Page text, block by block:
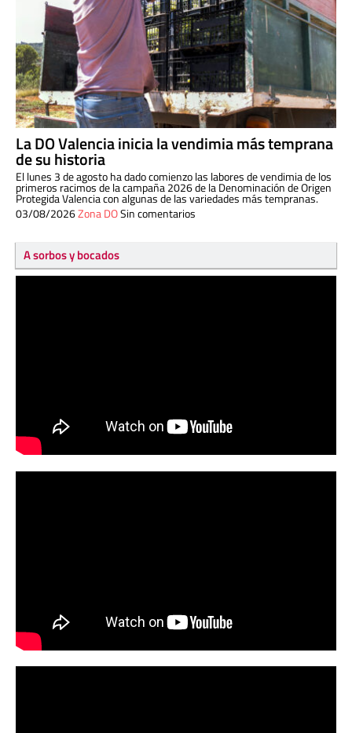
La DO Valencia inicia la vendimia más temprana
de su historia
El lunes 3 de agosto ha dado comienzo las labores de vendimia de los
primeros racimos de la campaña 2026 de la Denominación de Origen
Protegida Valencia con algunas de las variedades más tempranas.
03/08/2026Zona DOSin comentarios
A sorbos y bocados